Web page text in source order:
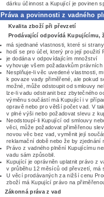
dárku účinnost a Kupující je povinen
Práva a povinnosti z vadného
Kvalita zboží při převzetí
Prodávající odpovídá Kupujícímu,
má sjednané vlastnosti, které si
hodí se pro účel, který pro její použití
je dodána v odpovídajícím množství
vyhovuje všem požadavkům právních
Nesplňuje-li věc uvedené vlastnosti,
k povaze vady přiměřené, ale pokud
možné, může odstoupit od smlouvy
lze-li vadu odstranit bez zbytečného
výměnu součástí má Kupující i v
opravě nebo pro větší počet vad. V
v plné výši nebo požadovat slevu z
Neodstoupí-li Kupující od smlouvy
věci, může požadovat přiměřenou
novou věc bez vad, vyměnit její
reklamační době nebo že by zjednání
Právo z vadného plnění Kupujícímu
vadu sám způsobil.
Kupující je oprávněn uplatnit právo z
v průběhu 12 měsíců od převzetí, má
U věcí prodávaných za nižší cenu
zboží má Kupující právo na
Zákonná práva z vad